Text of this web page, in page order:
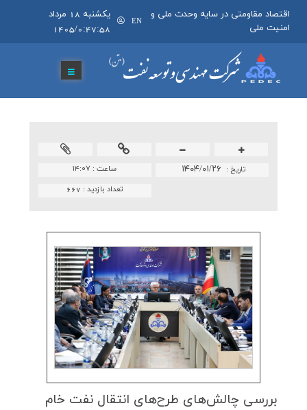
اقتصاد مقاومتی در سایه وحدت ملی و
امنیت ملی
EN
يکشنبه 18 مرداد
1405/0:47:58
ساعت : ۱۴:۰۷ تاريخ : ۱۴۰۴/۰۱/۲۶
تعداد بازدید : 667
بررسی چالش‌های طرح‌های انتقال نفت خام